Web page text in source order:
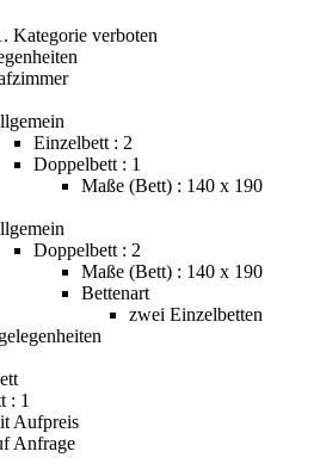
Kategorie verboten
Einzelbett : 2
Doppelbett : 1
Maße (Bett) : 140 x 190
Doppelbett : 2
Maße (Bett) : 140 x 190
Bettenart
zwei Einzelbetten
: 1
Aufpreis
Anfrage